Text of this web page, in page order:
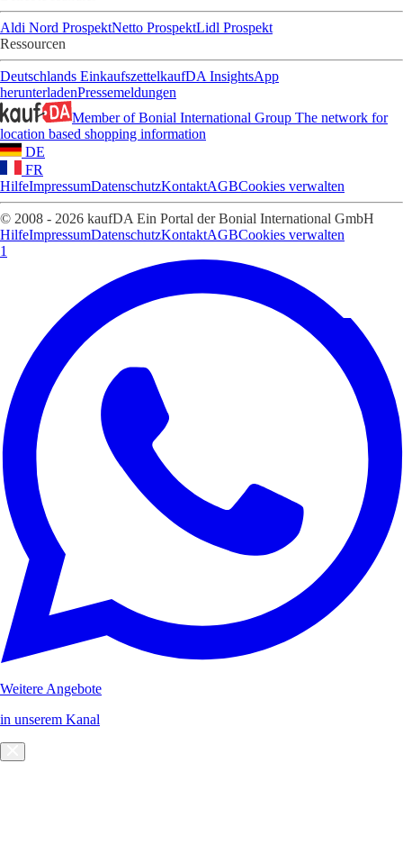
Aldi Nord ProspektNetto ProspektLidl Prospekt
Ressourcen
Deutschlands EinkaufszettelkaufDA InsightsApp
herunterladenPressemeldungen
Member of Bonial International Group The network for
location based shopping information
DE
FR
HilfeImpressumDatenschutzKontaktAGBCookies verwalten
© 2008 - 2026 kaufDA Ein Portal der Bonial International GmbH
HilfeImpressumDatenschutzKontaktAGBCookies verwalten
1
Weitere Angebote
in unserem Kanal